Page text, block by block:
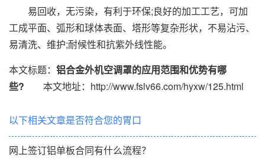
易回收，无污染，有利于环保;良好的加工工艺，可加
工成平面、弧形和球体表面、塔形等复杂形状，不易沾污、
易清洗、维护;耐候性和抗紫外线性能。
本文标题： 铝合金外机空调罩的应用范围和优势有哪
些? 本文地址：http://www.fslv66.com/hyxw/125.html
以下相关文章是否符合您的胃口
网上签订铝单板合同有什么流程？